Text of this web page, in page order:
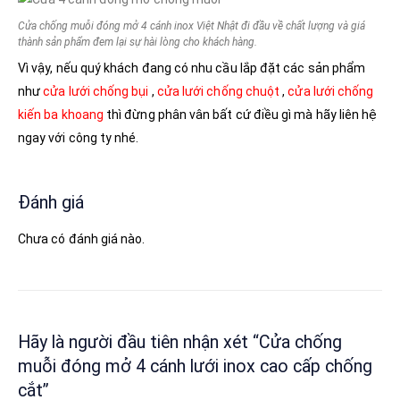
Cửa chống muỗi đóng mở 4 cánh inox Việt Nhật đi đầu về chất lượng và giá
thành sản phẩm đem lại sự hài lòng cho khách hàng.
Vì vậy, nếu quý khách đang có nhu cầu lắp đặt các sản phẩm
nhưcửa lưới chống bụi , cửa lưới chống chuột ,cửa lưới chống
kiến ba khoang thì đừng phân vân bất cứ điều gì mà hãy liên hệ
ngay với công ty nhé.
Đánh giá
Chưa có đánh giá nào.
Hãy là người đầu tiên nhận xét “Cửa chống
muỗi đóng mở 4 cánh lưới inox cao cấp chống
cắt”